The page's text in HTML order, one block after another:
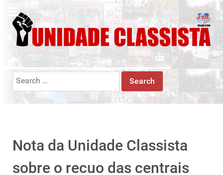
Search
Nota da Unidade Classista
sobre o recuo das centrais